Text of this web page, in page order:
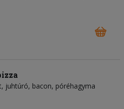
juhtúró bacon póréhagyma